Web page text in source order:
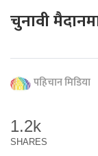
चुनावी
पहिचान मिडिया
1.2k
SHARES